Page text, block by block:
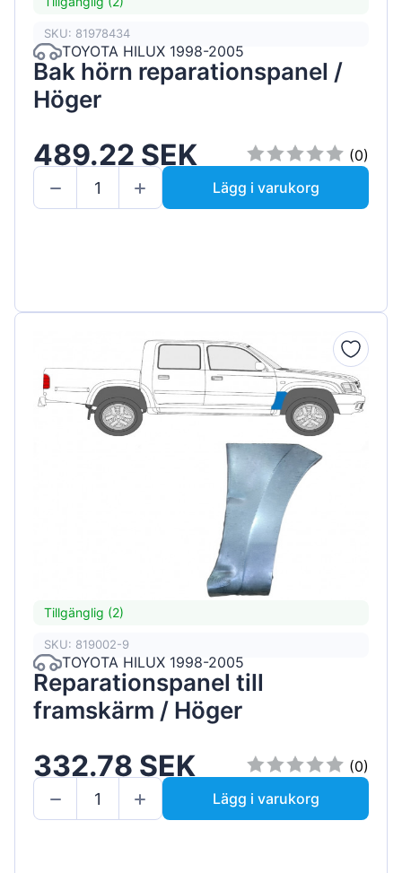
SKU: 81978434
TOYOTA HILUX 1998-2005
Bak hörn reparationspanel /
Höger
489.22 SEK
(0)
Lägg i varukorg
Tillgänglig (2)
SKU: 819002-9
TOYOTA HILUX 1998-2005
Reparationspanel till
framskärm / Höger
332.78 SEK
(0)
Lägg i varukorg